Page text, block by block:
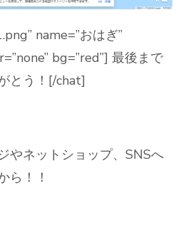
name=”おはぎ”
bg=”red”] 最後まで
とう！[/chat]
やネットショップ、SNSへ
ら！！